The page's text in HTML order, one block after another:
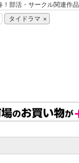
！部活・サークル関連作品
タイドラマ